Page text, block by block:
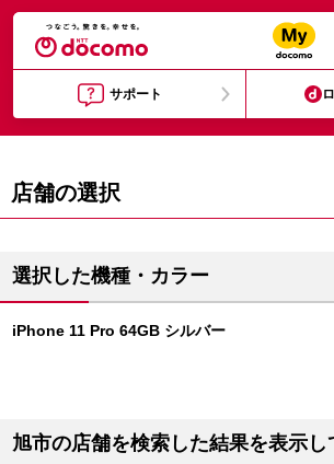
サポート
店舗の選択
選択した機種・カラー
iPhone 11 Pro 64GB シルバー
旭市の店舗を検索した結果を表示し